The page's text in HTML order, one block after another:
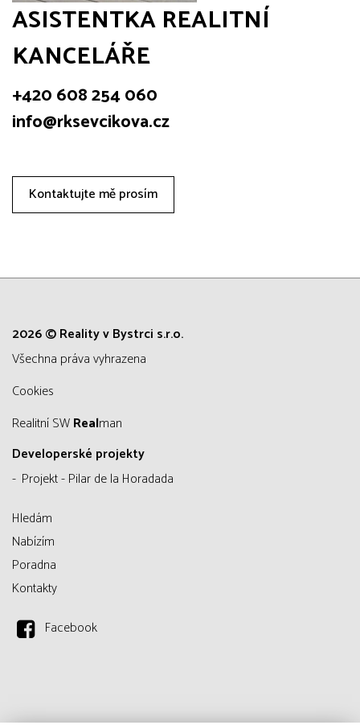
ASISTENTKA REALITNÍ
KANCELÁŘE
+420 608 254 060
info@rksevcikova.cz
Kontaktujte mě prosím
2026 © Reality v Bystrci s.r.o.
všechna práva vyhrazena
Cookies
Realitní SWRealman
Developerské projekty
Projekt - Pilar de la Horadada
Hledám
Nabízím
Poradna
Kontakty
Facebook